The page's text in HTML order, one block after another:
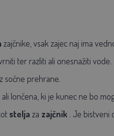
zajčnike, vsak zajec naj ima
ter razliti ali onesnažiti
sočne prehrane.
lončena, ki je kunec ne bo
steljaza zajčnik. Je bistveni